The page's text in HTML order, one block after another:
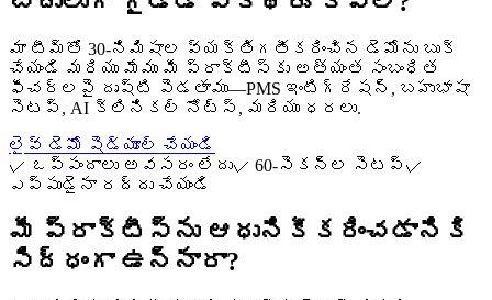
మా టీమ్‌తో 30-నిమిషాల వ్యక్తిగతీకరించిన డెమోను బుక్
చేయండి మరియు మేము మీ ప్రాక్టీస్‌కు అత్యంత సంబంధిత
ఫీచర్లపై దృష్టి పెడతాము—PMS ఇంటిగ్రేషన్, బహుభాషా
సెటప్, AI క్లినికల్ నోట్స్, మరియు ధరలు.
లైవ్ డెమో షెడ్యూల్ చేయండి
✓ ఒప్పందాలు అవసరం లేదు✓ 60-సెకన్ల సెటప్ ✓
ఎప్పుడైనా రద్దు చేయండి
మీ ప్రాక్టీస్‌ను ఆధునికీకరించడానికి
సిద్ధంగా ఉన్నారా?